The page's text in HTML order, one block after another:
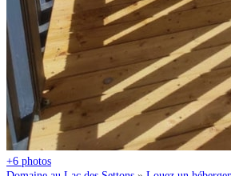
+6 photos